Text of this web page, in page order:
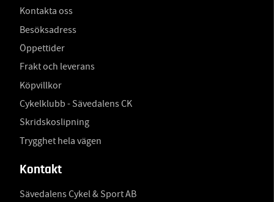
Kontakta oss
Besöksadress
Öppettider
Frakt och leverans
Köpvillkor
Cykelklubb - Sävedalens CK
Skridskoslipning
Trygghet hela vägen
Kontakt
Sävedalens Cykel & Sport AB